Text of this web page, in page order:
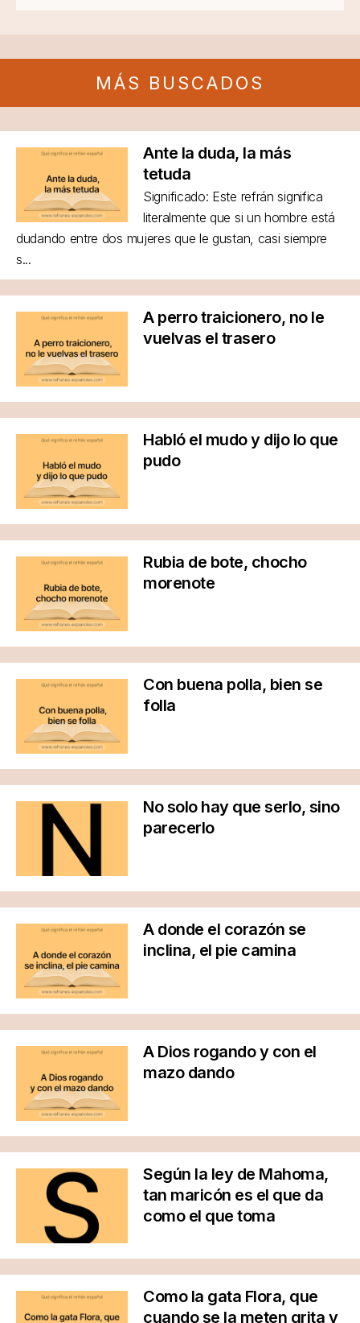
MÁS BUSCADOS
Ante la duda, la más
tetuda
Significado: Este refrán significa
literalmente que si un hombre está
dudando entre dos mujeres que le gustan, casi siempre
s...
A perro traicionero, no le
vuelvas el trasero
Habló el mudo y dijo lo que
pudo
Rubia de bote, chocho
morenote
Con buena polla, bien se
folla
No solo hay que serlo, sino
parecerlo
A donde el corazón se
inclina, el pie camina
A Dios rogando y con el
mazo dando
Según la ley de Mahoma,
tan maricón es el que da
como el que toma
Como la gata Flora, que
cuando se la meten grita y